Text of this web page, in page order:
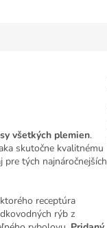
všetkých plemien.
skutočne kvalitnému
tých najnáročnejších
ktorého receptúra
rýb z